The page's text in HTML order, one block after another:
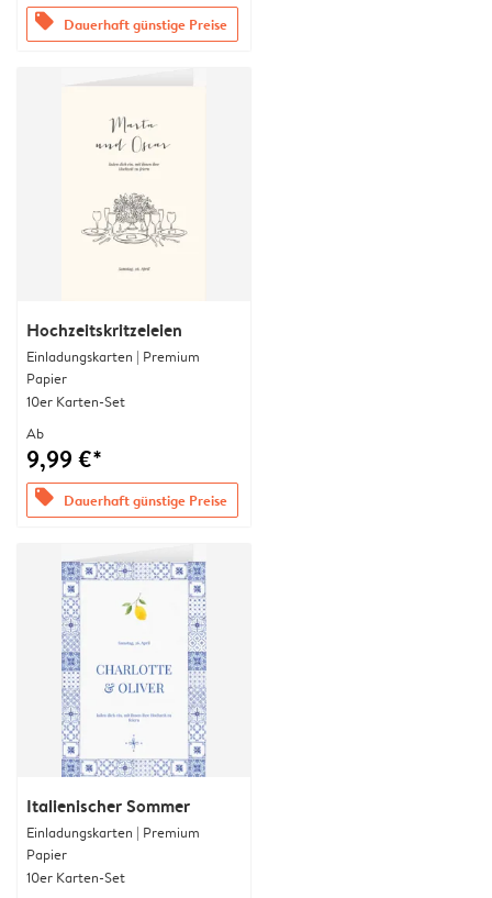
offers Dauerhaft günstige Preise
Hochzeitskritzeleien
Einladungskarten | Premium
Papier
10er Karten-Set
Ab
9,99 €*
offers Dauerhaft günstige Preise
Italienischer Sommer
Einladungskarten | Premium
Papier
10er Karten-Set